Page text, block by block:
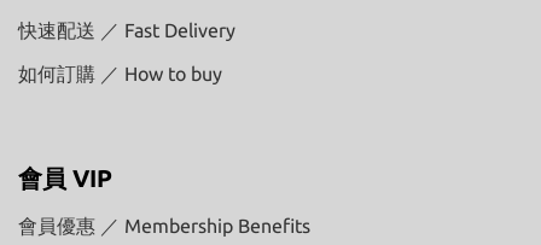
快速配送 ／ Fast Delivery
如何訂購 ／ How to buy
會員 VIP
會員優惠 ／ Membership Benefits